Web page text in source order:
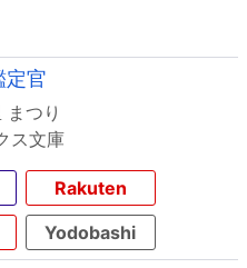
定官
まつり
ス文庫
Rakuten
Yodobashi